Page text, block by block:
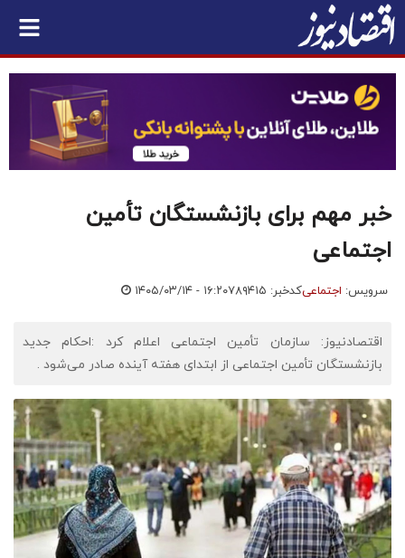
خبر مهم برای بازنشستگان تأمین
اجتماعی
سرویس: اجتماعیکدخبر: ۷۸۹۴۱۵ ۱۴۰۵/۰۳/۱۴ - ۱۶:۲۰
اقتصادنیوز: سازمان تأمین اجتماعی اعلام کرد :احکام جدید
بازنشستگان تأمین اجتماعی از ابتدای هفته آینده صادر می‌شود .